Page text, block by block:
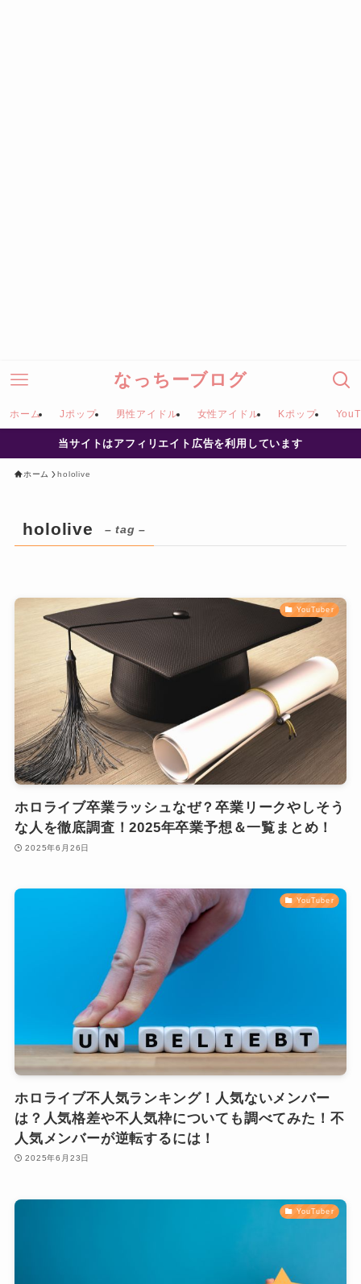
なっちーブログ
ホーム Jポップ 男性アイドル 女性アイドル Kポップ
当サイトはアフィリエイト広告を利用しています
ホーム hololive
hololive – tag –
YouTuber
ホロライブ卒業ラッシュなぜ？卒業リークやしそう
な人を徹底調査！2025年卒業予想＆一覧まとめ！
2025年6月26日
YouTuber
ホロライブ不人気ランキング！人気ないメンバー
は？人気格差や不人気枠についても調べてみた！不
人気メンバーが逆転するには！
2025年6月23日
YouTuber